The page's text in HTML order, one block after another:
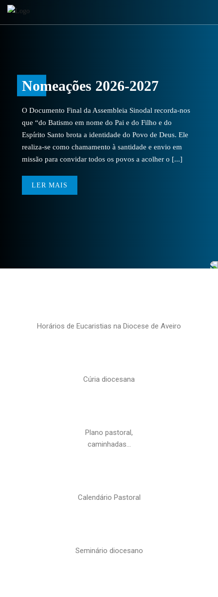
Nomeações 2026-2027
O Documento Final da Assembleia Sinodal recorda-nos
que “do Batismo em nome do Pai e do Filho e do
Espírito Santo brota a identidade do Povo de Deus. Ele
realiza-se como chamamento à santidade e envio em
missão para convidar todos os povos a acolher o [...]
LER MAIS
Horários de Eucaristias na Diocese de Aveiro
Cúria diocesana
Plano pastoral,
caminhadas…
Calendário Pastoral
Seminário diocesano